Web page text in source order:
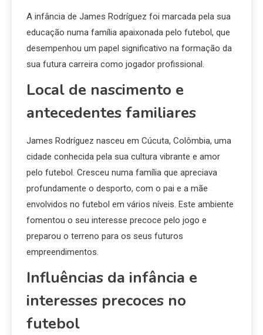
A infância de James Rodríguez foi marcada pela sua
educação numa família apaixonada pelo futebol, que
desempenhou um papel significativo na formação da
sua futura carreira como jogador profissional.
Local de nascimento e
antecedentes familiares
James Rodríguez nasceu em Cúcuta, Colômbia, uma
cidade conhecida pela sua cultura vibrante e amor
pelo futebol. Cresceu numa família que apreciava
profundamente o desporto, com o pai e a mãe
envolvidos no futebol em vários níveis. Este ambiente
fomentou o seu interesse precoce pelo jogo e
preparou o terreno para os seus futuros
empreendimentos.
Influências da infância e
interesses precoces no
futebol